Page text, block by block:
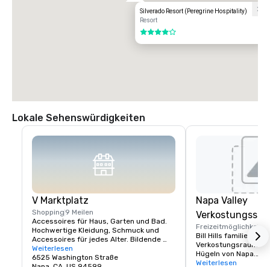
Silverado Resort (Peregrine Hospitality)
Resort
4 von 5
Lokale Sehenswürdigkeiten
V Marktplatz
Shopping 9 Meilen
Accessoires für Haus, Garten und Bad.
Hochwertige Kleidung, Schmuck und
Accessoires für jedes Alter. Bildende
Kunst, Gourmetgerichte, Pralinen, Wein
und Weinproben. Romantische
Weiterlesen
6525 Washington Straße
Napa Valley
Freizeitmöglichkeiten
Bill Hills
Verkostungsraum in
Hügeln von Napa.
Besuchen Sie uns
Weiterlesen